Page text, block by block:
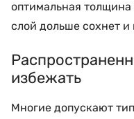
оптимальная
слой дольше сохнет и
избежать
Многие допускают